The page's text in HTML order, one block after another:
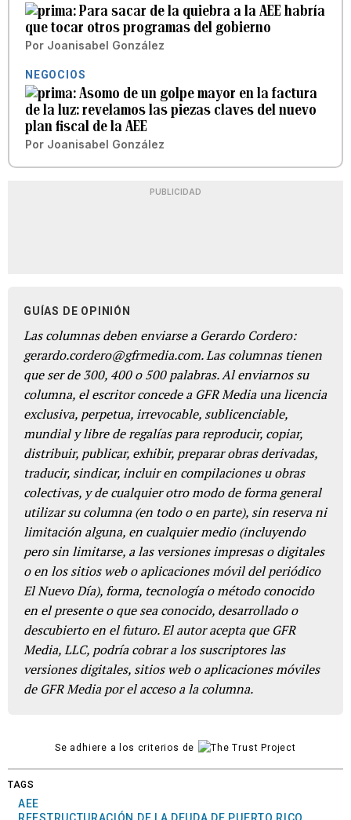
Para sacar de la quiebra a la AEE habría
que tocar otros programas del gobierno
Por Joanisabel González
NEGOCIOS
Asomo de un golpe mayor en la factura
de la luz: revelamos las piezas claves del nuevo
plan fiscal de la AEE
Por Joanisabel González
PUBLICIDAD
GUÍAS DE OPINIÓN
Las columnas deben enviarse a Gerardo Cordero:
gerardo.cordero@gfrmedia.com. Las columnas tienen
que ser de 300, 400 o 500 palabras. Al enviarnos su
columna, el escritor concede a GFR Media una licencia
exclusiva, perpetua, irrevocable, sublicenciable,
mundial y libre de regalías para reproducir, copiar,
distribuir, publicar, exhibir, preparar obras derivadas,
traducir, sindicar, incluir en compilaciones u obras
colectivas, y de cualquier otro modo de forma general
utilizar su columna (en todo o en parte), sin reserva ni
limitación alguna, en cualquier medio (incluyendo
pero sin limitarse, a las versiones impresas o digitales
o en los sitios web o aplicaciones móvil del periódico
El Nuevo Día), forma, tecnología o método conocido
en el presente o que sea conocido, desarrollado o
descubierto en el futuro. El autor acepta que GFR
Media, LLC, podría cobrar a los suscriptores las
versiones digitales, sitios web o aplicaciones móviles
de GFR Media por el acceso a la columna.
Se adhiere a los criterios de
TAGS
AEE